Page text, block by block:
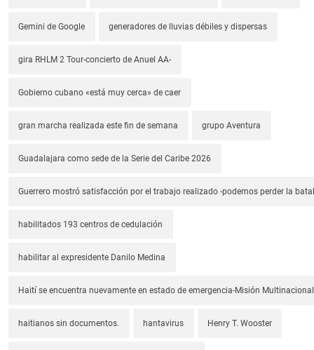
Gemini de Google generadores de lluvias débiles y dispersas
gira RHLM 2 Tour-concierto de Anuel AA-
Gobierno cubano «está muy cerca» de caer
gran marcha realizada este fin de semana grupo Aventura
Guadalajara como sede de la Serie del Caribe 2026
Guerrero mostró satisfacción por el trabajo realizado -podemos perder la
habilitados 193 centros de cedulación
habilitar al expresidente Danilo Medina
Haití se encuentra nuevamente en estado de emergencia-Misión
haitianos sin documentos. hantavirus Henry T. Wooster